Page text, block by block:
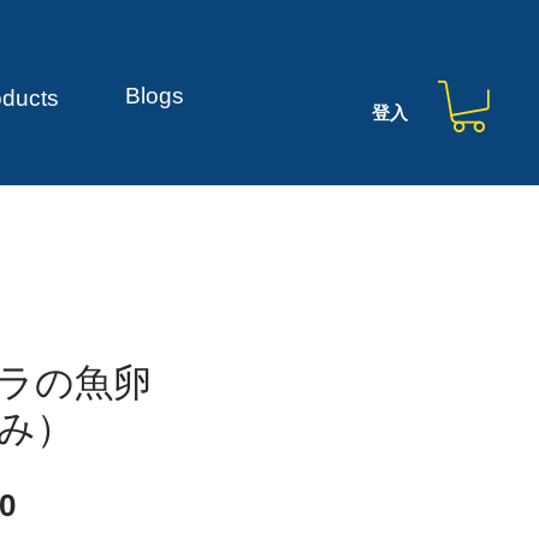
登入
Blogs
の魚卵
）
價